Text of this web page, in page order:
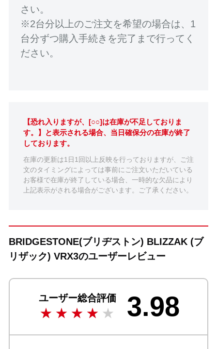
さい。
※2台分以上のご注文を希望の場合は、1
台分ずつ購入手続きを完了まで行ってく
ださい。
【恐れ入りますが、[○○]は在庫が不足しておりま
す。】と表示される場合、当日確保分の在庫が終了
しております。
在庫の更新は1日1回以上反映を行っておりますが、ご注
文のタイミングによっては事前にご注文いただいている
お客様で在庫が終了している場合、一時的な欠品により
上記表示がされる場合がございます。ご了承ください。
BRIDGESTONE(ブリヂストン) BLIZZAK (ブ
リザック) VRX3のユーザーレビュー
ユーザー総合評価 3.98